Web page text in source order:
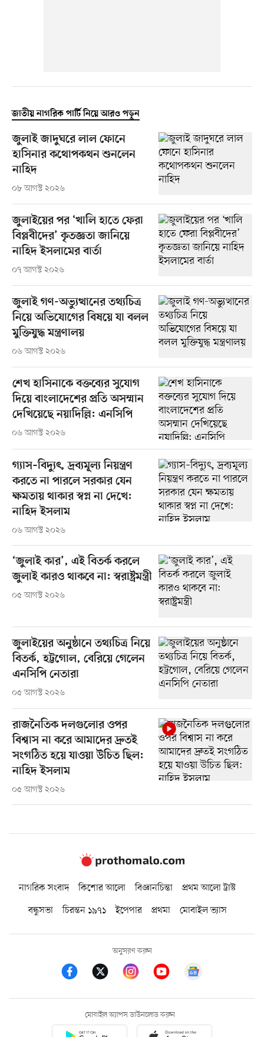
জাতীয় নাগরিক পার্টি নিয়ে আরও পড়ুন
জুলাই জাদুঘরে লাল ফোনে
হাসিনার কথোপকথন শুনলেন
নাহিদ
০৮ আগস্ট ২০২৬
জুলাইয়ের পর ‘খালি হাতে ফেরা
বিপ্লবীদের’ কৃতজ্ঞতা জানিয়ে
নাহিদ ইসলামের বার্তা
০৭ আগস্ট ২০২৬
জুলাই গণ-অভ্যুত্থানের তথ্যচিত্র
নিয়ে অভিযোগের বিষয়ে যা বলল
মুক্তিযুদ্ধ মন্ত্রণালয়
০৬ আগস্ট ২০২৬
শেখ হাসিনাকে বক্তব্যের সুযোগ
দিয়ে বাংলাদেশের প্রতি অসম্মান
দেখিয়েছে নয়াদিল্লি: এনসিপি
০৬ আগস্ট ২০২৬
গ্যাস–বিদ্যুৎ, দ্রব্যমূল্য নিয়ন্ত্রণ
করতে না পারলে সরকার যেন
ক্ষমতায় থাকার স্বপ্ন না দেখে:
নাহিদ ইসলাম
০৬ আগস্ট ২০২৬
‘জুলাই কার’, এই বিতর্ক করলে
জুলাই কারও থাকবে না: স্বরাষ্ট্রমন্ত্রী
০৫ আগস্ট ২০২৬
জুলাইয়ের অনুষ্ঠানে তথ্যচিত্র নিয়ে
বিতর্ক, হট্টগোল, বেরিয়ে গেলেন
এনসিপি নেতারা
০৫ আগস্ট ২০২৬
রাজনৈতিক দলগুলোর ওপর
বিশ্বাস না করে আমাদের দ্রুতই
সংগঠিত হয়ে যাওয়া উচিত ছিল:
নাহিদ ইসলাম
০৫ আগস্ট ২০২৬
নাগরিক সংবাদ কিশোর আলো বিজ্ঞানচিন্তা
প্রথম আলো ট্রাস্ট
বন্ধুসভা
চিরন্তন ১৯৭১ ইপেপার প্রথমা মোবাইল ভ্যাস
অনুসরণ করুন
মোবাইল অ্যাপস ডাউনলোড করুন